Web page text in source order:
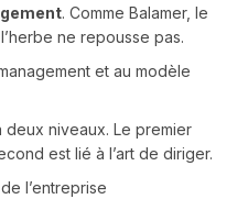
. Comme Balamer, le
ne repousse pas.
et au modèle
deux niveaux. Le premier
est lié à l’art de diriger.
l’entreprise